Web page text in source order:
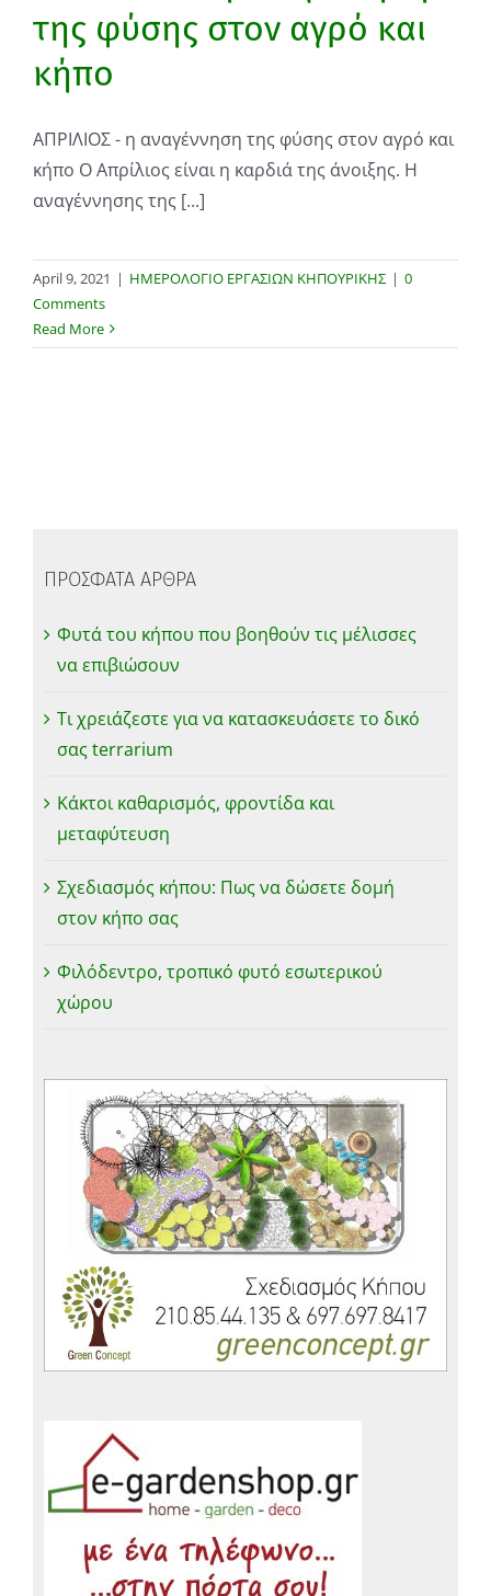
της φύσης στον αγρό και
κήπο
AΠΡΙΛΙΟΣ - η αναγέννηση της φύσης στον αγρό και
κήπο O Απρίλιος είναι η καρδιά της άνοιξης. Η
αναγέννησης της [...]
April 9, 2021 | ΗΜΕΡΟΛΟΓΙΟ ΕΡΓΑΣΙΩΝ ΚΗΠΟΥΡΙΚΗΣ | 0
Comments
Read More
ΠΡΟΣΦΑΤΑ ΑΡΘΡΑ
Φυτά του κήπου που βοηθούν τις μέλισσες
να επιβιώσουν
Τι χρειάζεστε για να κατασκευάσετε το δικό
σας terrarium
Κάκτοι καθαρισμός, φροντίδα και
μεταφύτευση
Σχεδιασμός κήπου: Πως να δώσετε δομή
στον κήπο σας
Φιλόδεντρο, τροπικό φυτό εσωτερικού
χώρου